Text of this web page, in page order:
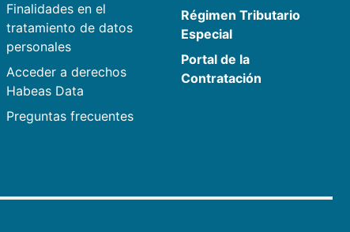
Finalidades en el
tratamiento de datos
personales
Acceder a derechos
Habeas Data
Preguntas frecuentes
Régimen Tributario
Especial
Portal de la
Contratación